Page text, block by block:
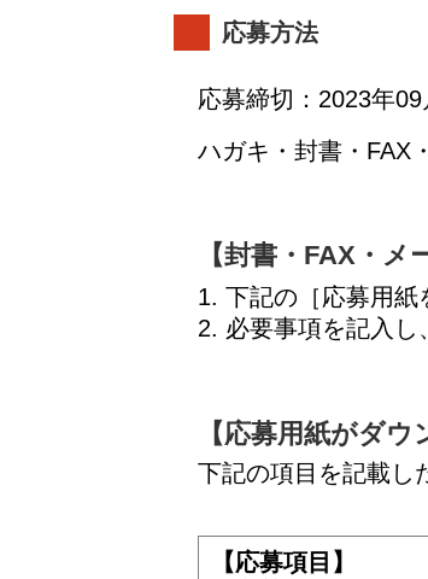
応募方法
応募締切：2023年
ハガキ・封書・FAX
【封書・FAX・メ
下記の［応募用紙
必要事項を記入し
【応募用紙がダウ
下記の項目を記載し
【応募項目】